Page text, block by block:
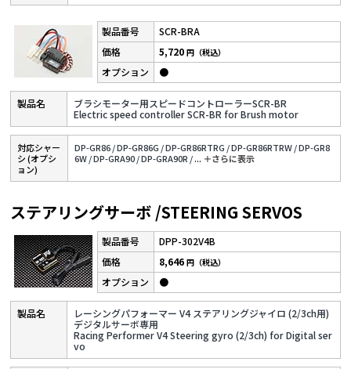
SCR-BRA
ブラシモーター用スピードコントローラーSCR-BR
Electric speed controller SCR-BR for Brush motor
5,720円（税込）
●
対応シャー
シ (オプシ
ョン)
DP-GR86 /DP-GR86G /DP-GR86RTRG /DP-GR86RTRW /DP-GR8
6W /DP-GRA90 /DP-GRA90R /... ＋さらに表⽰
ステアリングサーボ /STEERING SERVOS
DPP-302V4B
レーシングパフォーマー V4 ステアリングジャイロ (2/3ch用)
デジタルサーボ専用
Racing Performer V4 Steering gyro (2/3ch) for Digital ser
vo
8,646円（税込）
●